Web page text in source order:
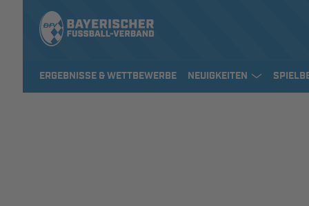
ERGEBNISSE & WETTBEWERBE NEUIGKEITEN